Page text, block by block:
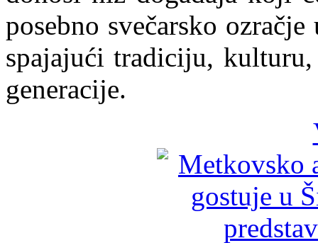
posebno svečarsko
spajajući tradiciju,
generacije.